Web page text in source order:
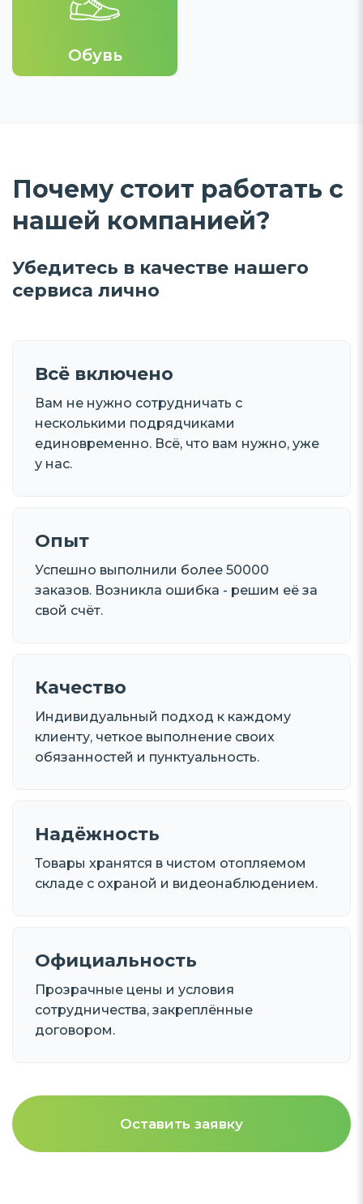
Обувь
Почему стоит работать с
нашей компанией?
Убедитесь в качестве нашего
сервиса лично
Всё включено
Вам не нужно сотрудничать с
несколькими подрядчиками
единовременно. Всё, что вам нужно, уже
у нас.
Опыт
Успешно выполнили более 50000
заказов. Возникла ошибка - решим её за
свой счёт.
Качество
Индивидуальный подход к каждому
клиенту, четкое выполнение своих
обязанностей и пунктуальность.
Надёжность
Товары хранятся в чистом отопляемом
складе с охраной и видеонаблюдением.
Официальность
Прозрачные цены и условия
сотрудничества, закреплённые
договором.
Оставить заявку